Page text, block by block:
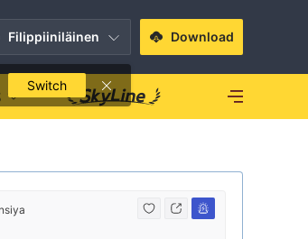
Filippiiniläinen
Switch
Download